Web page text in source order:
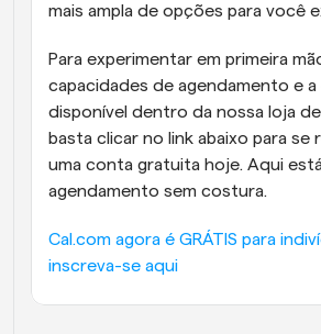
mais ampla de opções para você
Para experimentar em primeira
capacidades de agendamento e
disponível dentro da nossa loja
basta clicar no link abaixo para se
uma conta gratuita hoje. Aqui
agendamento sem costura.
Cal.com agora é GRÁTIS para
inscreva-se aqui